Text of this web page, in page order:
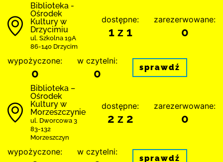
Biblioteka -
Ośrodek
Kultury w
Drzycimiu
ul. Szkolna 19A
86-140 Drzycim
dostępne:
1 z 1
zarezerwowane:
0
wypożyczone:
0
w czytelni:
0 sprawdź
Biblioteka –
Ośrodek
Kultury w
Morzeszczynie
ul. Dworcowa 3
83-132
Morzeszczyn
dostępne:
2 z 2
zarezerwowane:
0
wypożyczone: w czytelni:
sprawdź